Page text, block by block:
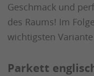
Geschmack und
des Raums! Im
wichtigsten
Parkett